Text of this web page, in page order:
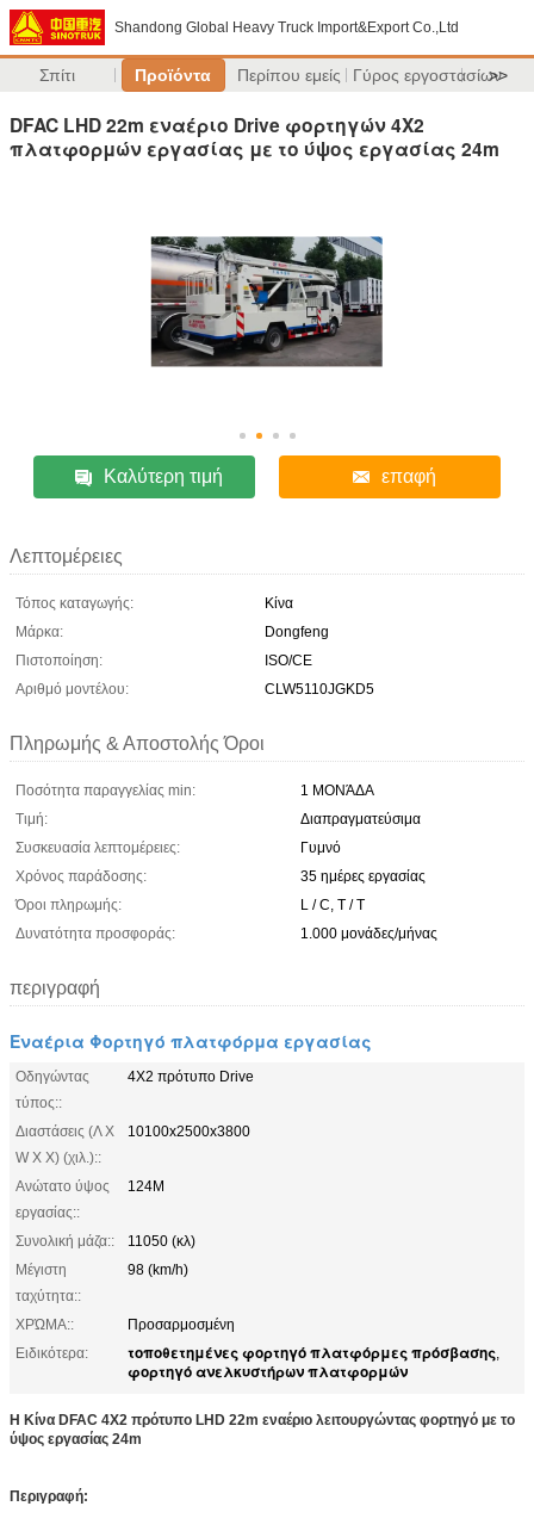
Shandong Global Heavy Truck Import&Export Co.,Ltd
Σπίτι Προϊόντα Περίπου εμείς Γύρος εργοστασίων
>>
DFAC LHD 22m εναέριο Drive φορτηγών 4X2
πλατφορμών εργασίας με το ύψος εργασίας 24m
Καλύτερη τιμή επαφή
Λεπτομέρειες
Τόπος καταγωγής:
Κίνα
Μάρκα:
Dongfeng
Πιστοποίηση:
ISO/CE
Αριθμό μοντέλου:
CLW5110JGKD5
Πληρωμής & Αποστολής Όροι
Ποσότητα παραγγελίας min:
1 ΜΟΝΆΔΑ
Τιμή:
Διαπραγματεύσιμα
Συσκευασία λεπτομέρειες:
Γυμνό
Χρόνος παράδοσης:
35 ημέρες εργασίας
Όροι πληρωμής:
L / C, T / T
Δυνατότητα προσφοράς:
1.000 μονάδες/μήνας
περιγραφή
Εναέρια Φορτηγό πλατφόρμα εργασίας
Οδηγώντας
τύπος::
4X2 πρότυπο Drive
Διαστάσεις (Λ Χ
W Χ Χ) (χιλ.)::
10100x2500x3800
Ανώτατο ύψος
εργασίας::
124M
Συνολική μάζα::
11050 (κλ)
Μέγιστη
ταχύτητα::
98 (km/h)
ΧΡΏΜΑ::
Προσαρμοσμένη
Ειδικότερα:
τοποθετημένες φορτηγό πλατφόρμες πρόσβασης,
φορτηγό ανελκυστήρων πλατφορμών
Η Κίνα DFAC 4X2 πρότυπο LHD 22m εναέριο λειτουργώντας φορτηγό με το
ύψος εργασίας 24m
Περιγραφή: